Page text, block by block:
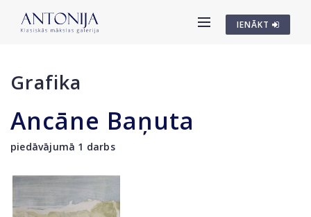
IENĀKT
Grafika
Ancāne Baņuta
piedāvājumā 1 darbs